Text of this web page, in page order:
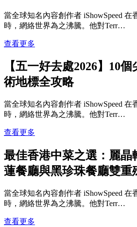
當全球知名內容創作者 iShowSpeed 在
時，網絡世界為之沸騰。他對Terr…
查看更多
【五一好去處2026】10
術地標全攻略
當全球知名內容創作者 iShowSpeed 在
時，網絡世界為之沸騰。他對Terr…
查看更多
最佳香港中菜之選：麗晶
蓮餐廳與黑珍珠餐廳雙重
當全球知名內容創作者 iShowSpeed 在
時，網絡世界為之沸騰。他對Terr…
查看更多